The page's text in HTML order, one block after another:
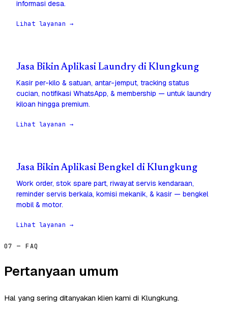
informasi desa.
Lihat layanan →
Jasa Bikin Aplikasi Laundry di Klungkung
Kasir per-kilo & satuan, antar-jemput, tracking status
cucian, notifikasi WhatsApp, & membership — untuk laundry
kiloan hingga premium.
Lihat layanan →
Jasa Bikin Aplikasi Bengkel di Klungkung
Work order, stok spare part, riwayat servis kendaraan,
reminder servis berkala, komisi mekanik, & kasir — bengkel
mobil & motor.
Lihat layanan →
07 — FAQ
Pertanyaan umum
Hal yang sering ditanyakan klien kami di Klungkung.